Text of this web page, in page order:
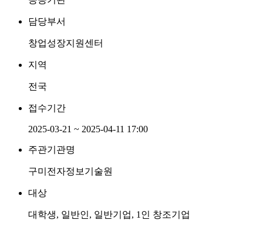
담당부서
창업성장지원센터
지역
전국
접수기간
2025-03-21 ~ 2025-04-11 17:00
주관기관명
구미전자정보기술원
대상
대학생, 일반인, 일반기업, 1인 창조기업